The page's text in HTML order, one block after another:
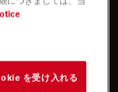
を受け入れる